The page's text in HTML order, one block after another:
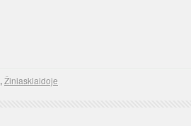
, Žiniasklaidoje